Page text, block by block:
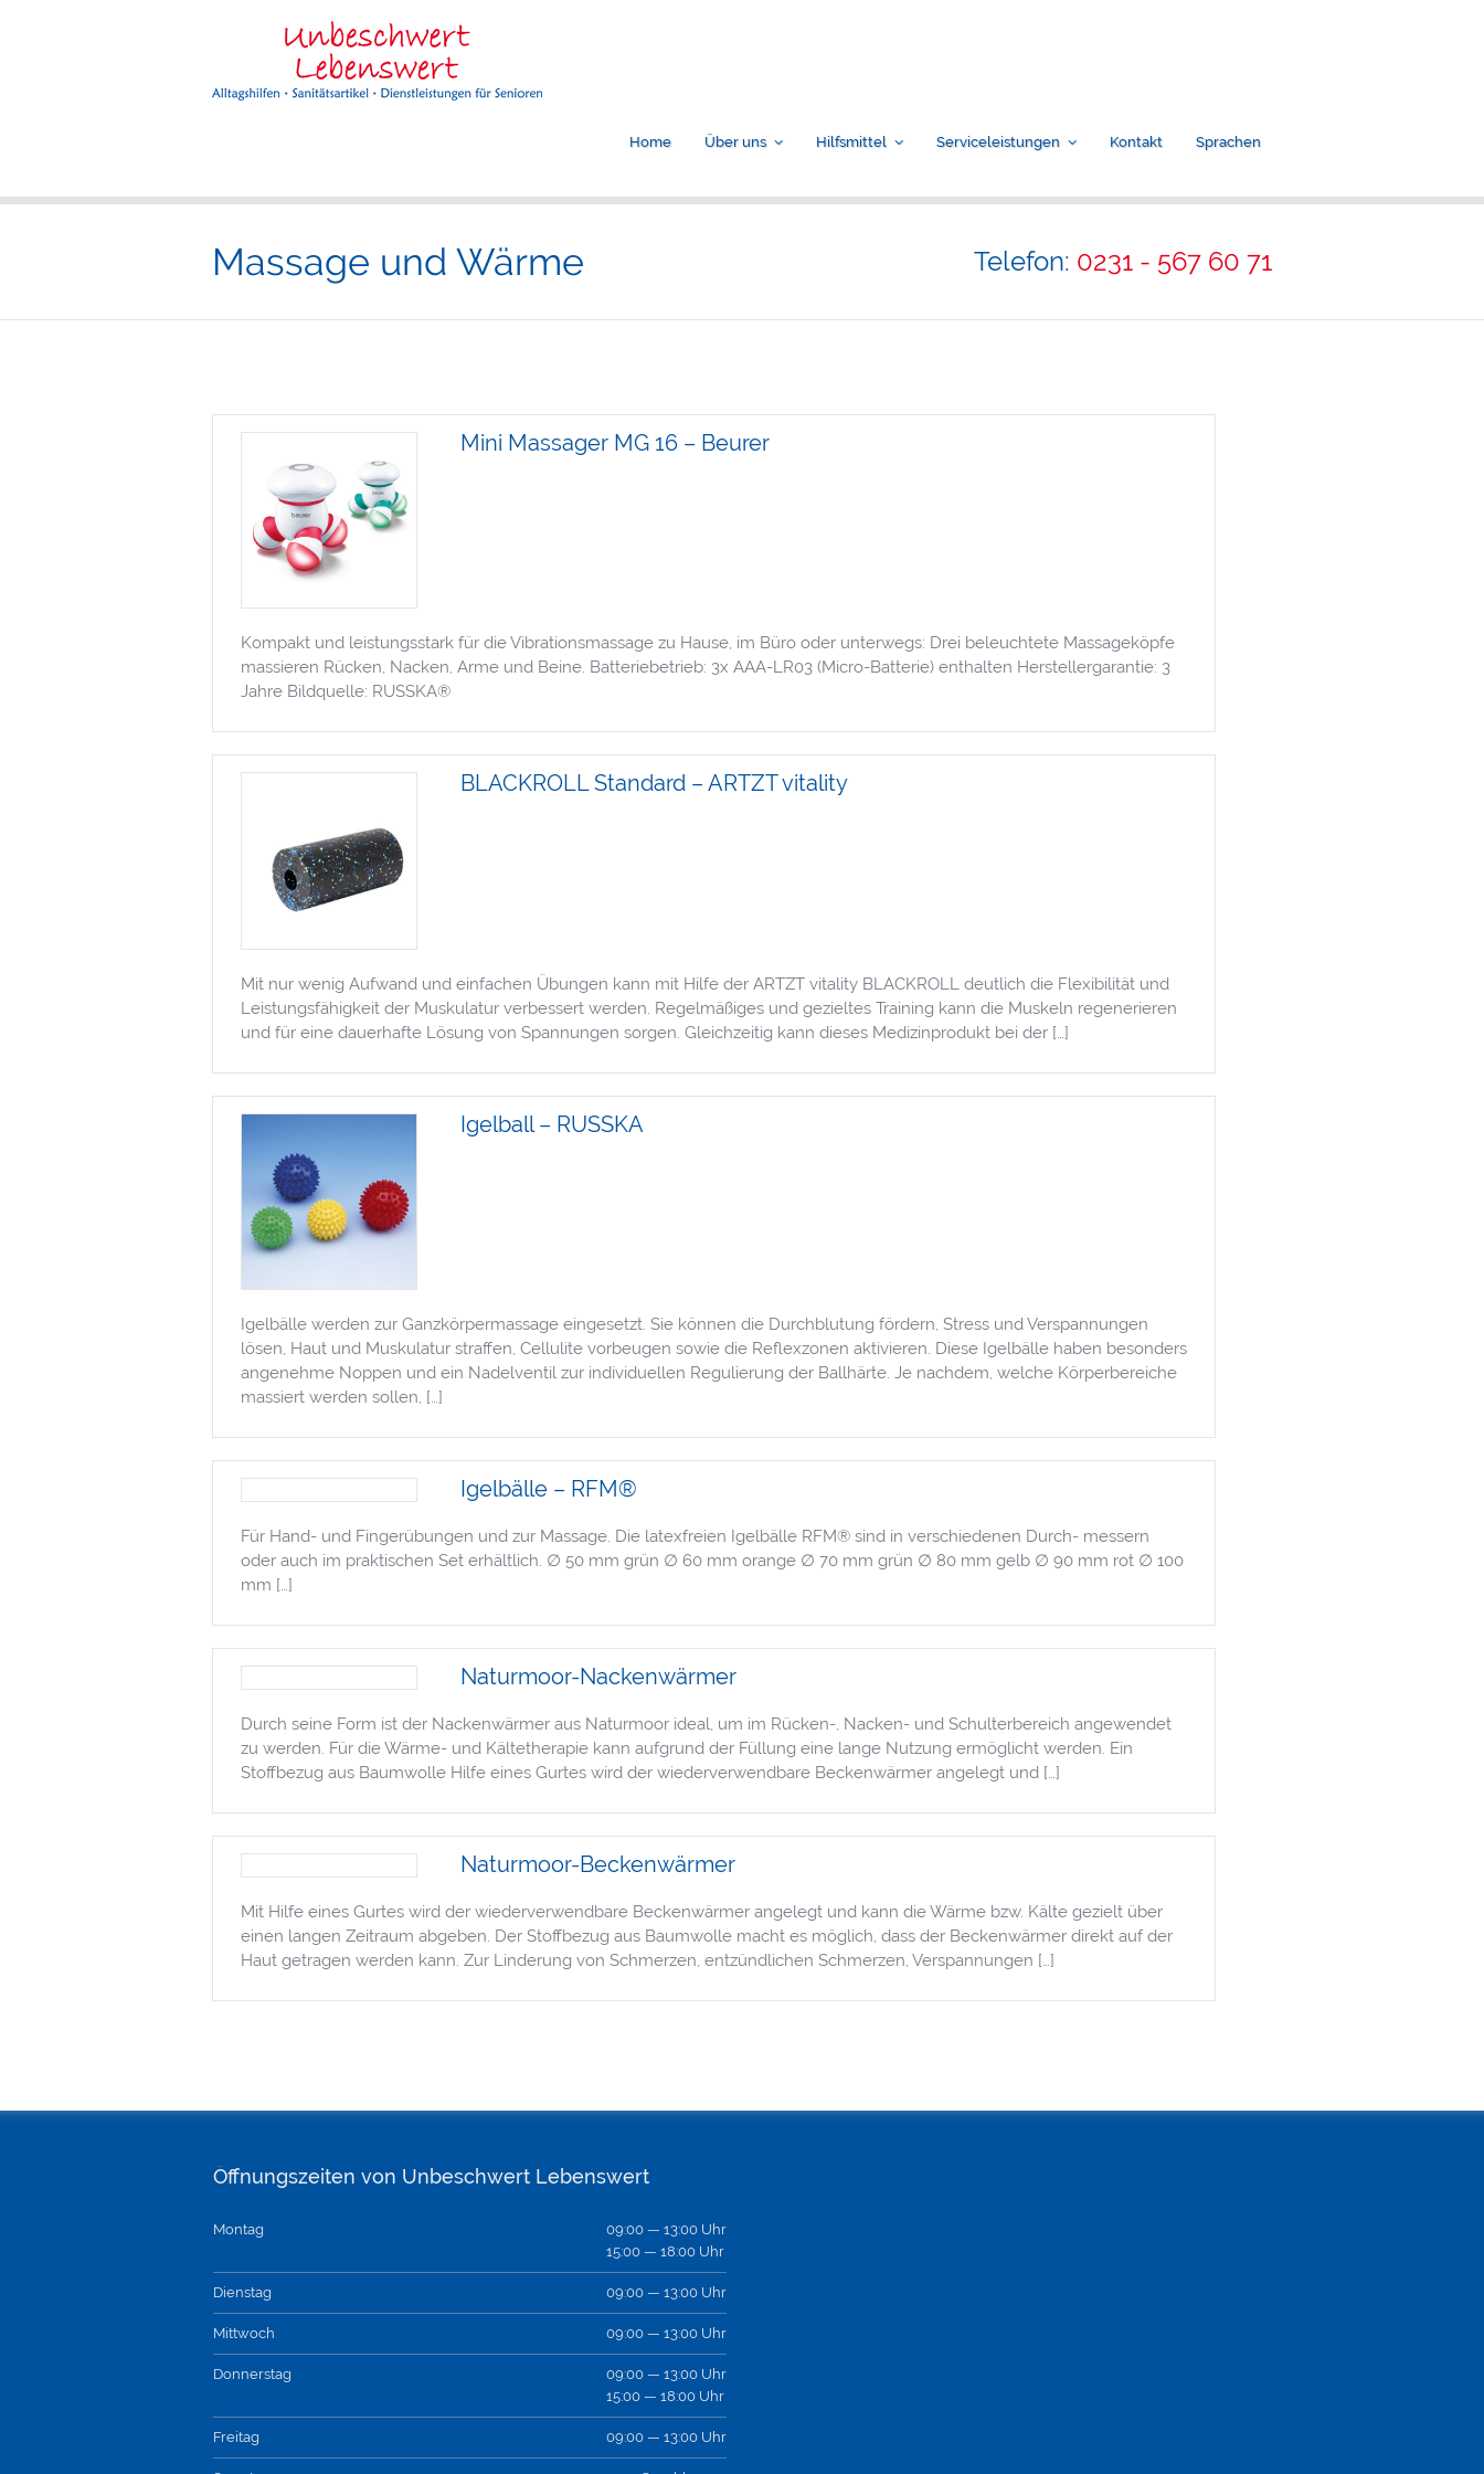
Home Über uns Hilfsmittel Serviceleistungen Kontakt Sprachen
Massage und Wärme Telefon: 0231 - 567 60 71
Mini Massager MG 16 – Beurer
Kompakt und leistungsstark für die Vibrationsmassage zu Hause, im Büro oder unterwegs: Drei beleuchtete Massageköpfe
massieren Rücken, Nacken, Arme und Beine. Batteriebetrieb: 3x AAA-LR03 (Micro-Batterie) enthalten Herstellergarantie: 3
Jahre Bildquelle: RUSSKA®
BLACKROLL Standard – ARTZT vitality
Mit nur wenig Aufwand und einfachen Übungen kann mit Hilfe der ARTZT vitality BLACKROLL deutlich die Flexibilität und
Leistungsfähigkeit der Muskulatur verbessert werden. Regelmäßiges und gezieltes Training kann die Muskeln regenerieren
und für eine dauerhafte Lösung von Spannungen sorgen. Gleichzeitig kann dieses Medizinprodukt bei der […]
Igelball – RUSSKA
Igelbälle werden zur Ganzkörpermassage eingesetzt. Sie können die Durchblutung fördern, Stress und Verspannungen
lösen, Haut und Muskulatur straffen, Cellulite vorbeugen sowie die Reflexzonen aktivieren. Diese Igelbälle haben besonders
angenehme Noppen und ein Nadelventil zur individuellen Regulierung der Ballhärte. Je nachdem, welche Körperbereiche
massiert werden sollen, […]
Igelbälle – RFM®
Für Hand- und Fingerübungen und zur Massage. Die latexfreien Igelbälle RFM® sind in verschiedenen Durch- messern
oder auch im praktischen Set erhältlich. ∅ 50 mm grün ∅ 60 mm orange ∅ 70 mm grün ∅ 80 mm gelb ∅ 90 mm rot ∅ 100
mm […]
Naturmoor-Nackenwärmer
Durch seine Form ist der Nackenwärmer aus Naturmoor ideal, um im Rücken-, Nacken- und Schulterbereich angewendet
zu werden. Für die Wärme- und Kältetherapie kann aufgrund der Füllung eine lange Nutzung ermöglicht werden. Ein
Stoffbezug aus Baumwolle Hilfe eines Gurtes wird der wiederverwendbare Beckenwärmer angelegt und […]
Naturmoor-Beckenwärmer
Mit Hilfe eines Gurtes wird der wiederverwendbare Beckenwärmer angelegt und kann die Wärme bzw. Kälte gezielt über
einen langen Zeitraum abgeben. Der Stoffbezug aus Baumwolle macht es möglich, dass der Beckenwärmer direkt auf der
Haut getragen werden kann. Zur Linderung von Schmerzen, entzündlichen Schmerzen, Verspannungen […]
Öffnungszeiten von Unbeschwert Lebenswert
Montag
09:00 — 13:00 Uhr
15:00 — 18:00 Uhr
Dienstag 09:00 — 13:00 Uhr
Mittwoch 09:00 — 13:00 Uhr
Donnerstag
09:00 — 13:00 Uhr
15:00 — 18:00 Uhr
Freitag 09:00 — 13:00 Uhr